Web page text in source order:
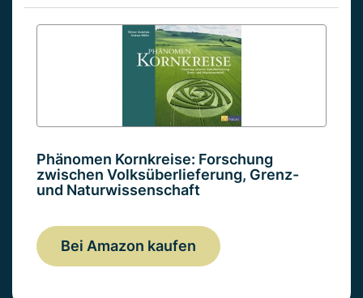
Phänomen Kornkreise: Forschung
zwischen Volksüberlieferung, Grenz-
und Naturwissenschaft
Bei Amazon kaufen